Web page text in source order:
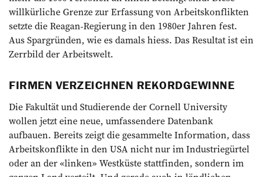
willkürliche Grenze zur Erfassung von Arbeitskonflikten
setzte die Reagan-Regierung in den 1980er Jahren fest.
Aus Spargründen, wie es damals hiess. Das Resultat ist ein
Zerrbild der Arbeitswelt.
FIRMEN VERZEICHNEN REKORDGEWINNE
Die Fakultät und Studierende der Cornell University
wollen jetzt eine neue, umfassendere Datenbank
aufbauen. Bereits zeigt die gesammelte ­Information, dass
Arbeitskonflikte in den USA nicht nur im Industriegürtel
oder an der «linken» Westküste stattfinden, sondern im